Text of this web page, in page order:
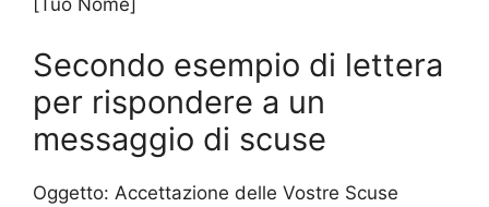
[Tuo Nome]
Secondo esempio di lettera
per rispondere a un
messaggio di scuse
Oggetto: Accettazione delle Vostre Scuse